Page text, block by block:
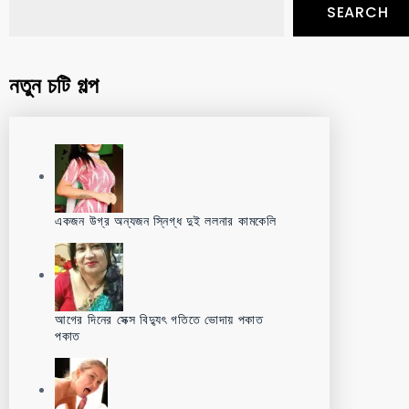
SEARCH
নতুন চটি গল্প
একজন উগ্র অন্যজন স্নিগ্ধ দুই ললনার কামকেলি
আগের দিনের সেক্স বিদ্যুৎ গতিতে ভোদায় পকাত
পকাত